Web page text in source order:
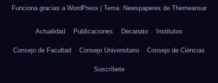
Funciona gracias a WordPress Tema: Newspaperex de Themeansar
Actualidad Publicaciones Decanato Institutos
Consejo de Facultad Consejo Universitario Consejo de Ciencias
Suscríbete